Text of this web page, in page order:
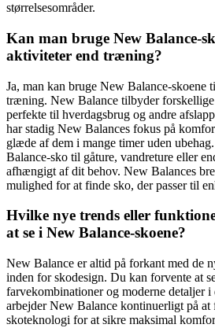
størrelsesområder.
Kan man bruge New Balance-
aktiviteter end træning?
Ja, man kan bruge New Balance-skoene
træning. New Balance tilbyder forskellige
perfekte til hverdagsbrug og andre
har stadig New Balances fokus på
glæde af dem i mange timer uden
Balance-sko til gåture, vandreture eller
afhængigt af dit behov. New Balances
mulighed for at finde sko, der passer til
Hvilke nye trends eller
at se i New Balance-skoene?
New Balance er altid på forkant med de
inden for skodesign. Du kan forvente at
farvekombinationer og moderne detaljer i
arbejder New Balance kontinuerligt på at
skoteknologi for at sikre maksimal